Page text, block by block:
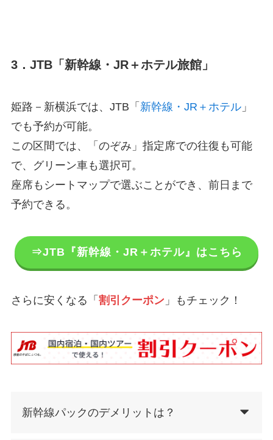
3．JTB「新幹線・JR＋ホテル旅館」
姫路－新横浜では、JTB「 新幹線・JR＋ホテル」
でも予約が可能。
この区間では、「のぞみ」指定席での往復も可能
で、グリーン車も選択可。
座席もシートマップで選ぶことができ、前日まで
予約できる。
⇒JTB『新幹線・JR＋ホテル』はこちら
さらに安くなる「 割引クーポン 」もチェック！
新幹線パックのデメリットは？